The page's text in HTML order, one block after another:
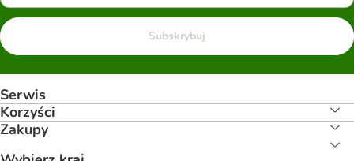
Subskrybuj
Serwis
Korzyści
Zakupy